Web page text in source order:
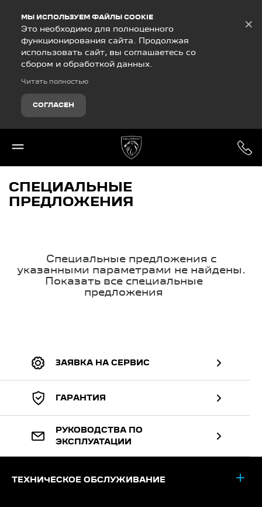
МЫ ИСПОЛЬЗУЕМ ФАЙЛЫ COOKIE
Это необходимо для полноценного
функционирования сайта. Продолжая
использовать сайт, вы соглашаетесь со
сбором и обработкой данных.
Читать полностью
СОГЛАСЕН
×
СПЕЦИАЛЬНЫЕ
ПРЕДЛОЖЕНИЯ
Специальные предложения с
указанными параметрами не найдены.
Показать все специальные
предложения
ЗАЯВКА НА СЕРВИС
ГАРАНТИЯ
РУКОВОДСТВА ПО
ЭКСПЛУАТАЦИИ
ТЕХНИЧЕСКОЕ ОБСЛУЖИВАНИЕ